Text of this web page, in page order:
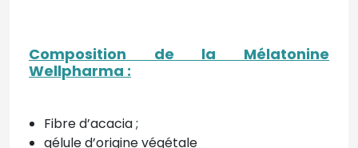
Composition de la Mélatonine
Wellpharma :
Fibre d’acacia ;
gélule d’origine végétale